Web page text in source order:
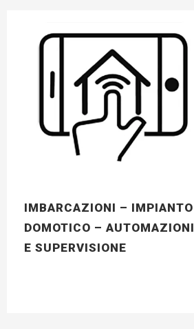
IMBARCAZIONI – IMPIANTO
DOMOTICO – AUTOMAZIONI
E SUPERVISIONE